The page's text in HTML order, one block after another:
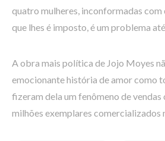
quatro mulheres, inconformadas com
que lhes é imposto, é um problema
A obra mais política de Jojo Moyes
emocionante história de amor como
fizeram dela um fenômeno de vendas
milhões exemplares comercializados